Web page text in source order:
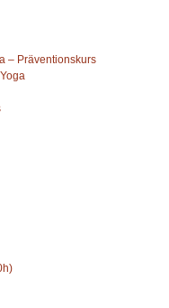
– Präventionskurs